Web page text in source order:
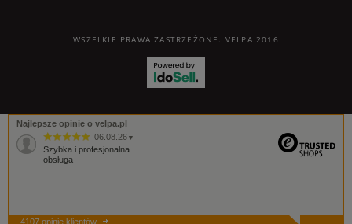
WSZELKIE PRAWA ZASTRZEŻONE. VELPA 2016
Najlepsze opinie o velpa.pl
06.08.26 ▼
Szybka i profesjonalna
obsługa
4107 opinie klientów